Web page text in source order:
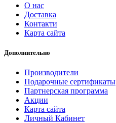
О нас
Доставка
Контакти
Карта сайта
Дополнительно
Производители
Подарочные сертификаты
Партнерская программа
Акции
Карта сайта
Личный Кабинет